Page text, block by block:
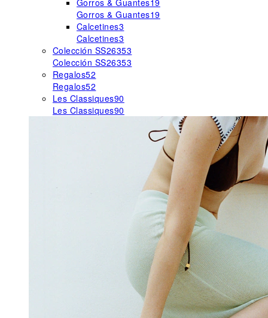
Gorros & Guantes19
Gorros & Guantes19
Calcetines3
Calcetines3
Colección SS26353
Colección SS26353
Regalos52
Regalos52
Les Classiques90
Les Classiques90